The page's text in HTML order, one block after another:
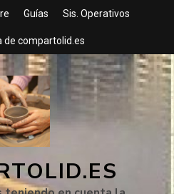
Guías Sis. Operativos
de compartolid.es